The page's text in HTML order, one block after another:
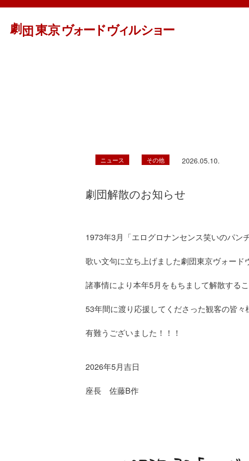
ニュース その他 2026.05.10.
劇団解散のお知らせ
1973年3月「エログロナンセンス笑いのパン
歌い文句に立ち上げました劇団東京ヴォード
諸事情により本年5月をもちまして解散する
53年間に渡り応援してくださった観客の皆々
有難うございました！！！
2026年5月吉日
座長 佐藤B作